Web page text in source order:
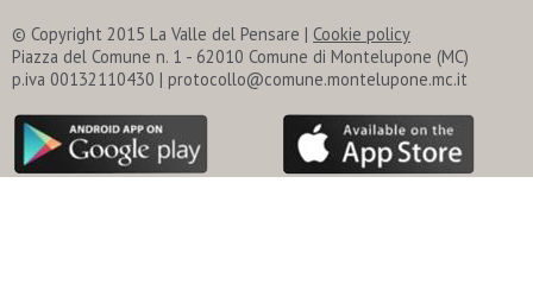
© Copyright 2015 La Valle del Pensare | Cookie policy
Piazza del Comune n. 1 - 62010 Comune di Montelupone (MC)
p.iva 00132110430 | protocollo@comune.montelupone.mc.it